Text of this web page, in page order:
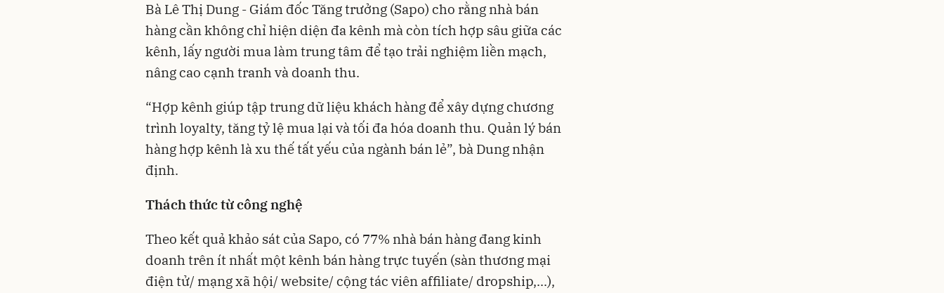
Bà Lê Thị Dung - Giám đốc Tăng trưởng (Sapo) cho rằng nhà bán
hàng cần không chỉ hiện diện đa kênh mà còn tích hợp sâu giữa các
kênh, lấy người mua làm trung tâm để tạo trải nghiệm liền mạch,
nâng cao cạnh tranh và doanh thu.
“Hợp kênh giúp tập trung dữ liệu khách hàng để xây dựng chương
trình loyalty, tăng tỷ lệ mua lại và tối đa hóa doanh thu. Quản lý bán
hàng hợp kênh là xu thế tất yếu của ngành bán lẻ”, bà Dung nhận
định.
Thách thức từ công nghệ
Theo kết quả khảo sát của Sapo, có 77% nhà bán hàng đang kinh
doanh trên ít nhất một kênh bán hàng trực tuyến (sàn thương mại
điện tử/ mạng xã hội/ website/ cộng tác viên affiliate/ dropship,...),